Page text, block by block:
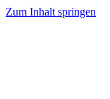
Zum Inhalt springen